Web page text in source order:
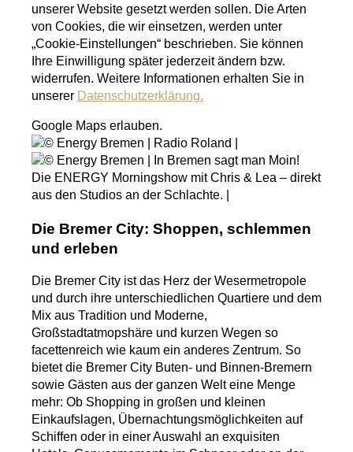
unserer Website gesetzt werden sollen. Die Arten
von Cookies, die wir einsetzen, werden unter
„Cookie-Einstellungen“ beschrieben. Sie können
Ihre Einwilligung später jederzeit ändern bzw.
widerrufen. Weitere Informationen erhalten Sie in
unserer Datenschutzerklärung.
Google Maps erlauben.
Die Bremer City: Shoppen, schlemmen
und erleben
Die Bremer City ist das Herz der Wesermetropole
und durch ihre unterschiedlichen Quartiere und dem
Mix aus Tradition und Moderne,
Großstadtatmopshäre und kurzen Wegen so
facettenreich wie kaum ein anderes Zentrum. So
bietet die Bremer City Buten- und Binnen-Bremern
sowie Gästen aus der ganzen Welt eine Menge
mehr: Ob Shopping in großen und kleinen
Einkaufslagen, Übernachtungsmöglichkeiten auf
Schiffen oder in einer Auswahl an exquisiten